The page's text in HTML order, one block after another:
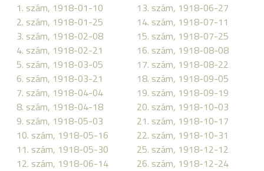
1. szám, 1918-01-10
2. szám, 1918-01-25
3. szám, 1918-02-08
4. szám, 1918-02-21
5. szám, 1918-03-05
6. szám, 1918-03-21
7. szám, 1918-04-04
8. szám, 1918-04-18
9. szám, 1918-05-03
10. szám, 1918-05-16
11. szám, 1918-05-30
12. szám, 1918-06-14
13. szám, 1918-06-27
14. szám, 1918-07-11
15. szám, 1918-07-25
16. szám, 1918-08-08
17. szám, 1918-08-22
18. szám, 1918-09-05
19. szám, 1918-09-19
20. szám, 1918-10-03
21. szám, 1918-10-17
22. szám, 1918-10-31
25. szám, 1918-12-12
26. szám, 1918-12-24